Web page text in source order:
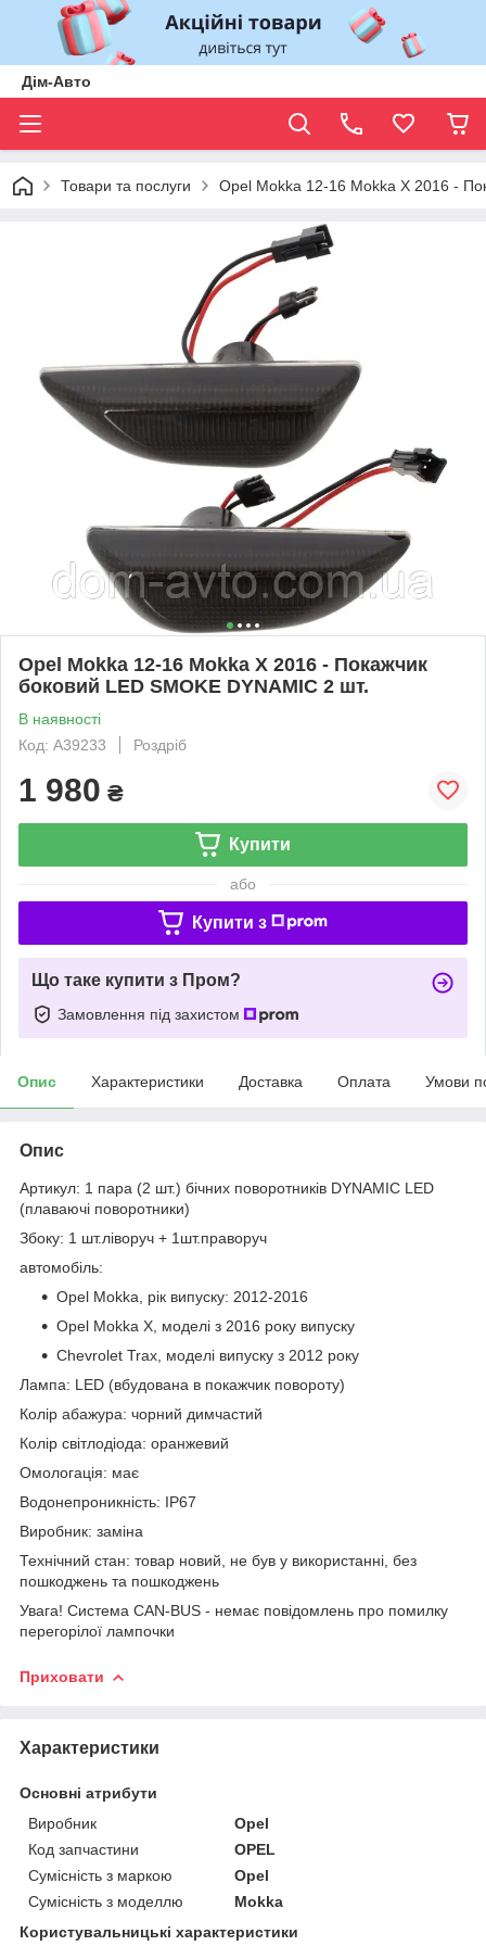
Дім-Авто
Товари та послуги Opel Mokka 12-16 Mokka X 2016 -
Opel Mokka 12-16 Mokka X 2016 - Покажчик
боковий LED SMOKE DYNAMIC 2 шт.
В наявності
Код: A39233
Роздріб
1 980 ₴
Купити
або
Купити з
Що таке купити з Пром?
Замовлення під захистом
Опис Характеристики Доставка Оплата Умови
Опис
Артикул: 1 пара (2 шт.) бічних поворотників DYNAMIC LED
(плаваючі поворотники)
Збоку: 1 шт.ліворуч + 1шт.праворуч
автомобіль:
Opel Mokka, рік випуску: 2012-2016
Opel Mokka X, моделі з 2016 року випуску
Chevrolet Trax, моделі випуску з 2012 року
Лампа: LED (вбудована в покажчик повороту)
Колір абажура: чорний димчастий
Колір світлодіода: оранжевий
Омологація: має
Водонепроникність: IP67
Виробник: заміна
Технічний стан: товар новий, не був у використанні, без
пошкоджень та пошкоджень
Увага! Система CAN-BUS - немає повідомлень про помилку
перегорілої лампочки
Приховати
Характеристики
Основні атрибути
Виробник
Opel
Код запчастини
OPEL
Сумісність з маркою
Opel
Сумісність з моделлю
Mokka
Користувальницькі характеристики